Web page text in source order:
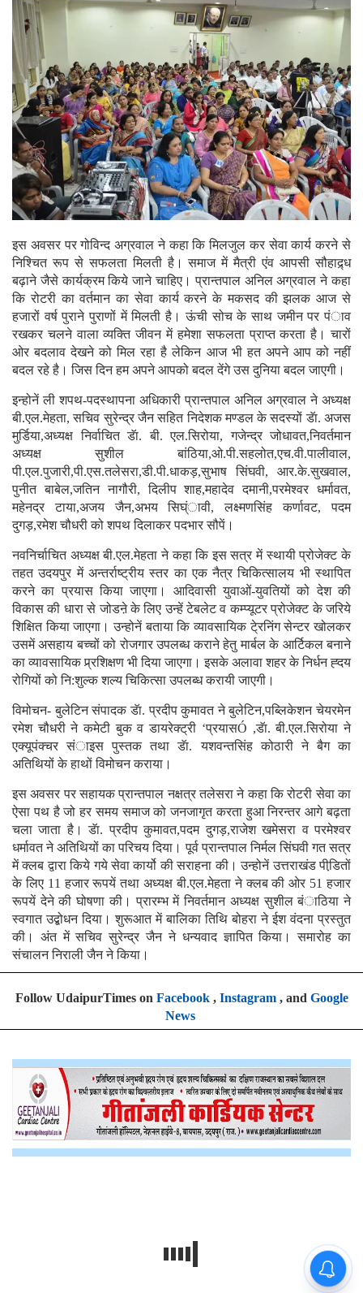
इस अवसर पर गोविन्द अग्रवाल ने कहा कि मिलजुल कर सेवा कार्य करने से
निश्चित रूप से सफलता मिलती है। समाज में मैत्री एंव आपसी सौहाद्र्ध
बढ़ाने जैसे कार्यक्रम किये जाने चाहिए। प्रान्तपाल अनिल अग्रवाल ने कहा
कि रोटरी का वर्तमान का सेवा कार्य करने के मकसद की झलक आज से
हजारों वर्ष पुराने पुराणों में मिलती है। ऊंची सोच के साथ जमीन पर पंाव
रखकर चलने वाला व्यक्ति जीवन में हमेशा सफलता प्राप्त करता है। चारों
ओर बदलाव देखने को मिल रहा है लेकिन आज भी हत अपने आप को नहीं
बदल रहे है। जिस दिन हम अपने आपको बदल देंगे उस दुनिया बदल जाएगी।
इन्होनें ली शपथ-पदस्थापना अधिकारी प्रान्तपाल अनिल अग्रवाल ने अध्यक्ष
बी.एल.मेहता, सचिव सुरेन्द्र जैन सहित निदेशक मण्डल के सदस्यों डॅा. अजस
मुर्डिया,अध्यक्ष निर्वाचित डॅा. बी. एल.सिरोया, गजेन्द्र जोधावत,निवर्तमान
अध्यक्ष सुशील बांठिया,ओ.पी.सहलोत,एच.वी.पालीवाल,
पी.एल.पुजारी,पी.एस.तलेसरा,डी.पी.धाकड़,सुभाष सिंघवी, आर.के.सुखवाल,
पुनीत बाबेल,जतिन नागौरी, दिलीप शाह,महादेव दमानी,परमेश्वर धर्मावत,
महेनद्र टाया,अजय जैन,अभय सिघ्ंावी, लक्ष्मणसिंह कर्णावट, पदम
दुगड़,रमेश चौधरी को शपथ दिलाकर पदभार सौपें।
नवनिर्चाचित अध्यक्ष बी.एल.मेहता ने कहा कि इस सत्र में स्थायी प्रोजेक्ट के
तहत उदयपुर में अन्तर्राष्ट्रीय स्तर का एक नैत्र चिकित्सालय भी स्थापित
करने का प्रयास किया जाएगा। आदिवासी युवाओं-युवतियों को देश की
विकास की धारा से जोडऩे के लिए उन्हें टेबलेट व कम्प्यूटर प्रोजेक्ट के जरिये
शिक्षित किया जाएगा। उन्होनें बताया कि व्यावसायिक टे्रनिंग सेन्टर खोलकर
उसमें असहाय बच्चों को रोजगार उपलब्ध कराने हेतु मार्बल के आर्टिकल बनाने
का व्यावसायिक प्र्रशिक्षण भी दिया जाएगा। इसके अलावा शहर के निर्धन ह्दय
रोगियों को नि:शुल्क शल्य चिकित्सा उपलब्ध करायी जाएगी।
विमोचन- बुलेटिन संपादक डॅा. प्रदीप कुमावत ने बुलेटिन,पब्लिकेशन चेयरमेन
रमेश चौधरी ने कमेटी बुक व डायरेक्ट्री ‘प्रयासÓ ,डॅा. बी.एल.सिरोया ने
एक्यूपंक्चर संाइस पुस्तक तथा डॅा. यशवन्तसिंह कोठारी ने बैग का
अतिथियों के हाथों विमोचन कराया।
इस अवसर पर सहायक प्रान्तपाल नक्षत्र तलेसरा ने कहा कि रोटरी सेवा का
ऐसा पथ है जो हर समय समाज को जनजागृत करता हुआ निरन्तर आगे बढ़ता
चला जाता है। डॅा. प्रदीप कुमावत,पदम दुगड़,राजेश खमेसरा व परमेश्वर
धर्मावत ने अतिथियों का परिचय दिया। पूर्व प्रान्तपाल निर्मल सिंघवी गत सत्र
में क्लब द्वारा किये गये सेवा कार्यो की सराहना की। उन्होनें उत्तराखंड पीडि़तों
के लिए 11 हजार रूपयें तथा अध्यक्ष बी.एल.मेहता ने क्लब की ओर 51 हजार
रूपयें देने की घोषणा की। प्रारम्भ में निवर्तमान अध्यक्ष सुशील बंाठिया ने
स्वगात उद्बोधन दिया। शुरूआत में बालिका तिथि बोहरा ने ईश वंदना प्रस्तुत
की। अंत में सचिव सुरेन्द्र जैन ने धन्यवाद ज्ञापित किया। समारोह का
संचालन निराली जैन ने किया।
Follow UdaipurTimes on Facebook, Instagram, and Google
News